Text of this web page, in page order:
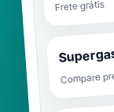
Frete grátis
Compare